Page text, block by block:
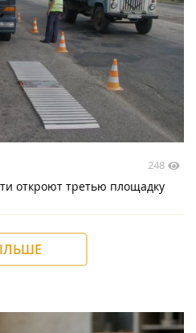
248
откроют третью площадку